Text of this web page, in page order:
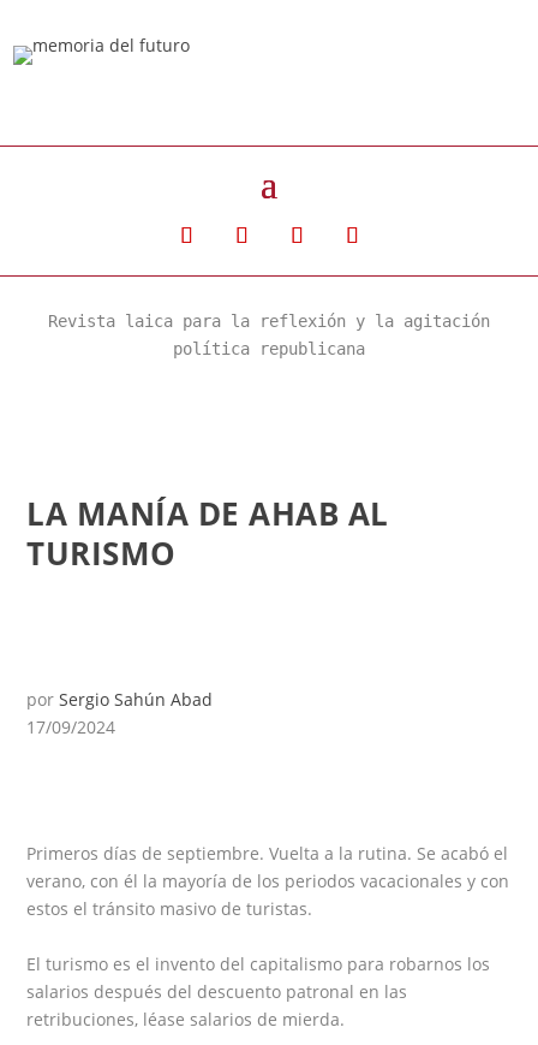
Revista laica para la reflexión y la agitación
política republicana
LA MANÍA DE AHAB AL
TURISMO
porSergio Sahún Abad
17/09/2024
Primeros días de septiembre. Vuelta a la rutina. Se acabó el
verano, con él la mayoría de los periodos vacacionales y con
estos el tránsito masivo de turistas.
El turismo es el invento del capitalismo para robarnos los
salarios después del descuento patronal en las
retribuciones, léase salarios de mierda.